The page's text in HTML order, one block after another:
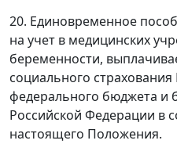
20. Единовременное
на учет в медицинских
беременности,
социального
федерального бюджета и
Российской Федерации в
настоящего Положения.